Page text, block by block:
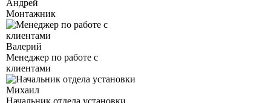
Андрей
Монтажник
Валерий
Менеджер по работе с
клиентами
Михаил
Начальник отдела установки